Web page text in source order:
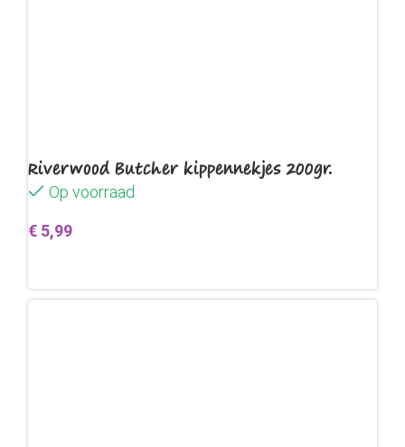
Riverwood Butcher kippennekjes 200gr.
Op voorraad
€ 5,99